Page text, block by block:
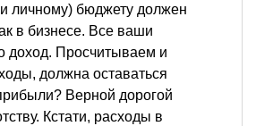
личному) бюджету должен
в бизнесе. Все ваши
доход. Просчитываем и
должна оставаться
Верной дорогой
Кстати, расходы в